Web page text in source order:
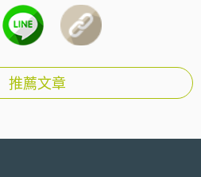
推薦文章